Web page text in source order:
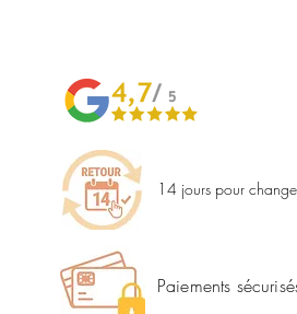
14 jours pour
Paiements